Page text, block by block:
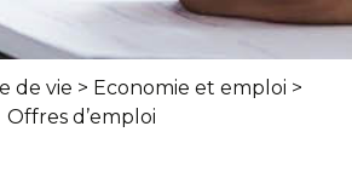
de vie > Economie et emploi >
Offres d’emploi